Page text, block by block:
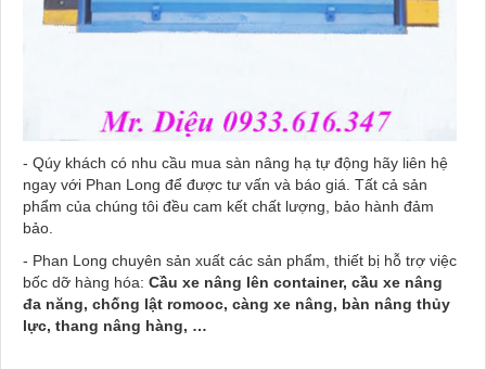
- Qúy khách có nhu cầu mua sàn nâng hạ tự động hãy liên hệ
ngay với Phan Long để được tư vấn và báo giá. Tất cả sản
phẩm của chúng tôi đều cam kết chất lượng, bảo hành đảm
bảo.
- Phan Long chuyên sản xuất các sản phẩm, thiết bị hỗ trợ việc
bốc dỡ hàng hóa: Cầu xe nâng lên container, cầu xe nâng
đa năng, chống lật romooc, càng xe nâng, bàn nâng thủy
lực, thang nâng hàng, …